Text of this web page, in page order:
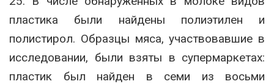
пластика были найдены полиэтилен и
полистирол. Образцы мяса, участвовавшие в
исследовании, были взяты в супермаркетах:
пластик был найден в семи из восьми